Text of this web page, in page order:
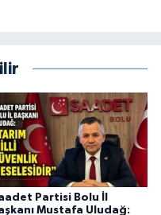
Partisi Bolu İl
Mustafa Uludağ: